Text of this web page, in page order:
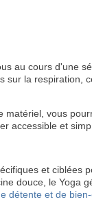
au cours d'une
sur la respiration,
vous
accessible et
et ciblées
douce, le Yoga
détente et de